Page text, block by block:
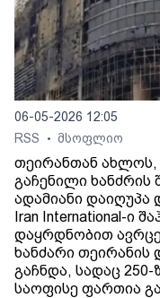
06-05-2026 12:05
RSS
• მსოფლიო
თეირანთან ახლოს,
გაჩენილი ხანძრის
ადამიანი დაიღუპა
Iran International-ი
დაყრდნობით
ხანძარი
გაჩნდა, სადაც
საოფისე ფართია